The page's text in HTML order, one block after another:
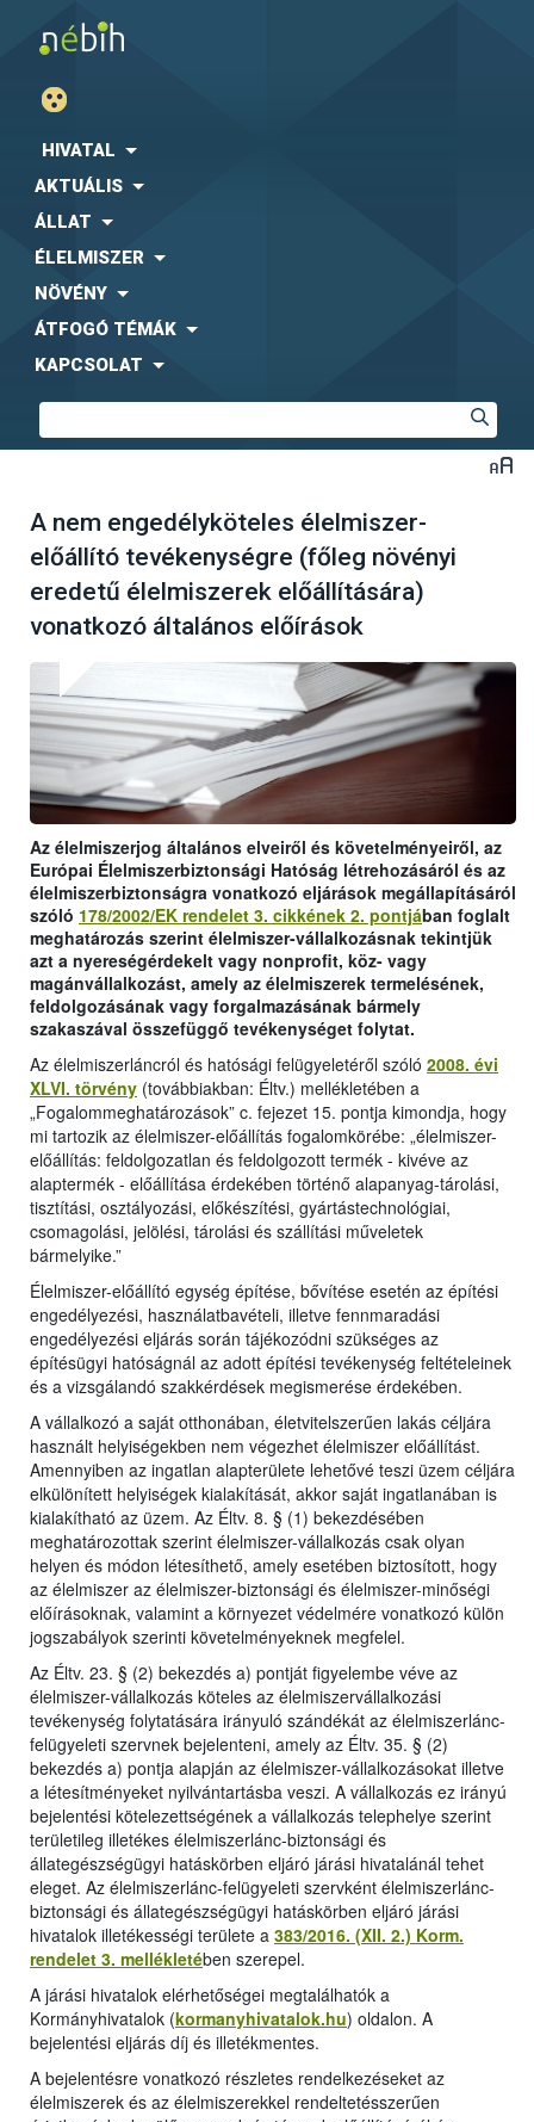
HIVATAL
AKTUÁLIS
ÁLLAT
ÉLELMISZER
NÖVÉNY
ÁTFOGÓ TÉMÁK
KAPCSOLAT
A nem engedélyköteles élelmiszer-
előállító tevékenységre (főleg növényi
eredetű élelmiszerek előállítására)
vonatkozó általános előírások
Az élelmiszerjog általános elveiről és követelményeiről, az
Európai Élelmiszerbiztonsági Hatóság létrehozásáról és az
élelmiszerbiztonságra vonatkozó eljárások megállapításáról
szóló 178/2002/EK rendelet 3. cikkének 2. pontjában foglalt
meghatározás szerint élelmiszer-vállalkozásnak tekintjük
azt a nyereségérdekelt vagy nonprofit, köz- vagy
magánvállalkozást, amely az élelmiszerek termelésének,
feldolgozásának vagy forgalmazásának bármely
szakaszával összefüggő tevékenységet folytat.
Az élelmiszerláncról és hatósági felügyeletéről szóló 2008. évi
XLVI. törvény (továbbiakban: Éltv.) mellékletében a
„Fogalommeghatározások” c. fejezet 15. pontja kimondja, hogy
mi tartozik az élelmiszer-előállítás fogalomkörébe: „élelmiszer-
előállítás: feldolgozatlan és feldolgozott termék - kivéve az
alaptermék - előállítása érdekében történő alapanyag-tárolási,
tisztítási, osztályozási, előkészítési, gyártástechnológiai,
csomagolási, jelölési, tárolási és szállítási műveletek
bármelyike.”
Élelmiszer-előállító egység építése, bővítése esetén az építési
engedélyezési, használatbavételi, illetve fennmaradási
engedélyezési eljárás során tájékozódni szükséges az
építésügyi hatóságnál az adott építési tevékenység feltételeinek
és a vizsgálandó szakkérdések megismerése érdekében.
A vállalkozó a saját otthonában, életvitelszerűen lakás céljára
használt helyiségekben nem végezhet élelmiszer előállítást.
Amennyiben az ingatlan alapterülete lehetővé teszi üzem céljára
elkülönített helyiségek kialakítását, akkor saját ingatlanában is
kialakítható az üzem. Az Éltv. 8. § (1) bekezdésében
meghatározottak szerint élelmiszer-vállalkozás csak olyan
helyen és módon létesíthető, amely esetében biztosított, hogy
az élelmiszer az élelmiszer-biztonsági és élelmiszer-minőségi
előírásoknak, valamint a környezet védelmére vonatkozó külön
jogszabályok szerinti követelményeknek megfelel.
Az Éltv. 23. § (2) bekezdés a) pontját figyelembe véve az
élelmiszer-vállalkozás köteles az élelmiszervállalkozási
tevékenység folytatására irányuló szándékát az élelmiszerlánc-
felügyeleti szervnek bejelenteni, amely az Éltv. 35. § (2)
bekezdés a) pontja alapján az élelmiszer-vállalkozásokat illetve
a létesítményeket nyilvántartásba veszi. A vállalkozás ez irányú
bejelentési kötelezettségének a vállalkozás telephelye szerint
területileg illetékes élelmiszerlánc-biztonsági és
állategészségügyi hatáskörben eljáró járási hivatalánál tehet
eleget. Az élelmiszerlánc-felügyeleti szervként élelmiszerlánc-
biztonsági és állategészségügyi hatáskörben eljáró járási
hivatalok illetékességi területe a 383/2016. (XII. 2.) Korm.
rendelet 3. mellékletében szerepel.
A járási hivatalok elérhetőségei megtalálhatók a
Kormányhivatalok (kormanyhivatalok.hu) oldalon. A
bejelentési eljárás díj és illetékmentes.
A bejelentésre vonatkozó részletes rendelkezéseket az
élelmiszerek és az élelmiszerekkel rendeltetésszerűen